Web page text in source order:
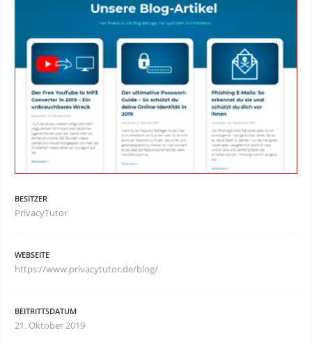
BESITZER
PrivacyTutor
WEBSEITE
https://www.privacytutor.de/blog/
BEITRITTSDATUM
21. Oktober 2019